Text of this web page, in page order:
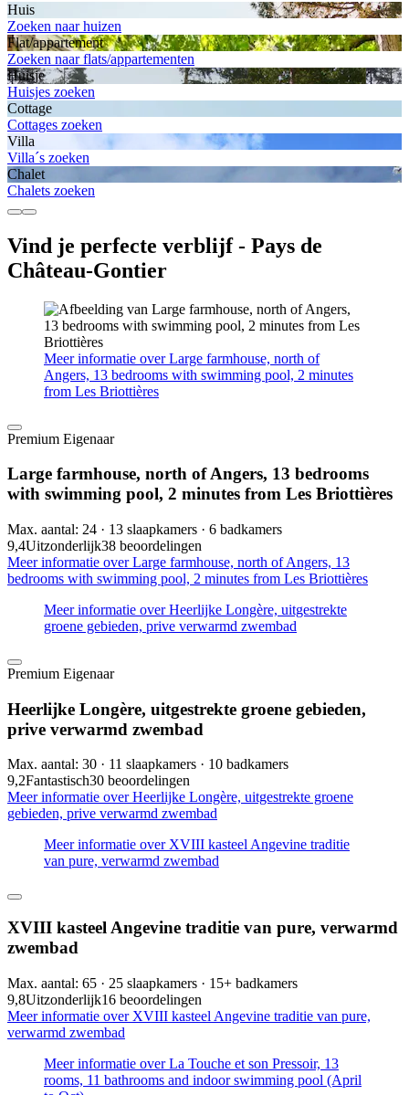
Huis
Zoeken naar huizen
Flat/appartement
Zoeken naar flats/appartementen
Huisje
Huisjes zoeken
Cottage
Cottages zoeken
Villa
Villa´s zoeken
Chalet
Chalets zoeken
Vind je perfecte verblijf - Pays de
Château-Gontier
Meer informatie over Large farmhouse, north of
Angers, 13 bedrooms with swimming pool, 2 minutes
from Les Briottières
Premium Eigenaar
Large farmhouse, north of Angers, 13 bedrooms
with swimming pool, 2 minutes from Les Briottières
Max. aantal: 24 · 13 slaapkamers · 6 badkamers
9,4Uitzonderlijk38 beoordelingen
Meer informatie over Large farmhouse, north of Angers, 13
bedrooms with swimming pool, 2 minutes from Les Briottières
Meer informatie over Heerlijke Longère, uitgestrekte
groene gebieden, prive verwarmd zwembad
Premium Eigenaar
Heerlijke Longère, uitgestrekte groene gebieden,
prive verwarmd zwembad
Max. aantal: 30 · 11 slaapkamers · 10 badkamers
9,2Fantastisch30 beoordelingen
Meer informatie over Heerlijke Longère, uitgestrekte groene
gebieden, prive verwarmd zwembad
Meer informatie over XVIII kasteel Angevine traditie
van pure, verwarmd zwembad
XVIII kasteel Angevine traditie van pure, verwarmd
zwembad
Max. aantal: 65 · 25 slaapkamers · 15+ badkamers
9,8Uitzonderlijk16 beoordelingen
Meer informatie over XVIII kasteel Angevine traditie van pure,
verwarmd zwembad
Meer informatie over La Touche et son Pressoir, 13
rooms, 11 bathrooms and indoor swimming pool (April